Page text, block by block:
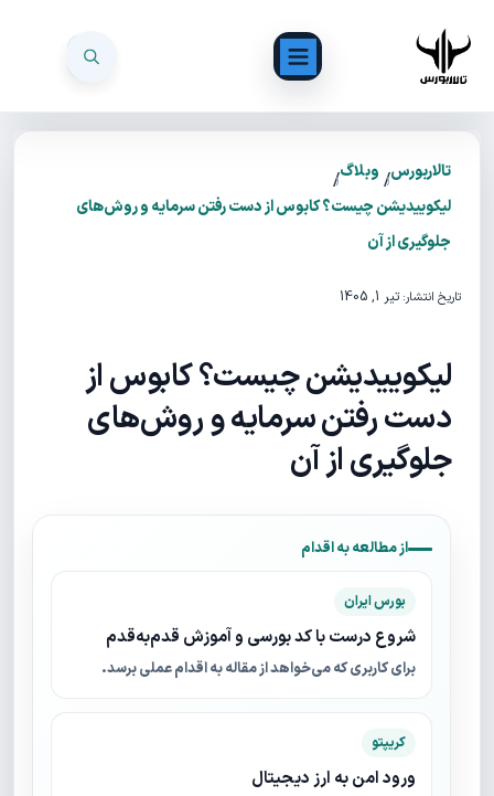
تالاربورس/ وبلاگ/
لیکوییدیشن چیست؟ کابوس از دست رفتن سرمایه و روش‌های
جلوگیری از آن
تاریخ انتشار:تیر 1, 1405
لیکوییدیشن چیست؟ کابوس از
دست رفتن سرمایه و روش‌های
جلوگیری از آن
از مطالعه به اقدام
بورس ایران
شروع درست با کد بورسی و آموزش قدم‌به‌قدم
برای کاربری که می‌خواهد از مقاله به اقدام عملی برسد.
کریپتو
ورود امن به ارز دیجیتال